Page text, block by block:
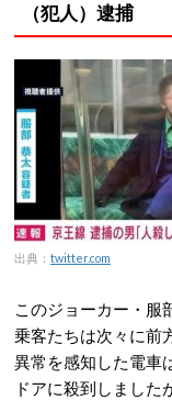
（犯人）逮捕
出典： twitter.com
このジョーカー・服
乗客たちは次々に前
異常を感知した電車
ドアに殺到しました